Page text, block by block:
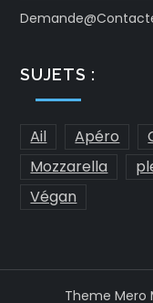
SUJETS :
Ail Apéro
Mozzarella
Végan
Theme Mero